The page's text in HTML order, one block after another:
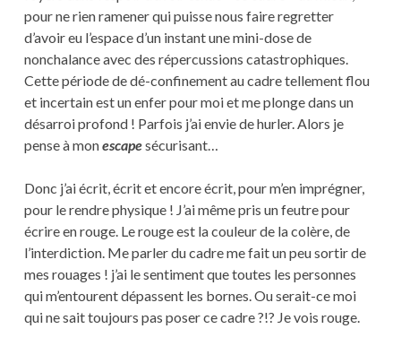
pour ne rien ramener qui puisse nous faire regretter
d’avoir eu l’espace d’un instant une mini-dose de
nonchalance avec des répercussions catastrophiques.
Cette période de dé-confinement au cadre tellement flou
et incertain est un enfer pour moi et me plonge dans un
désarroi profond ! Parfois j’ai envie de hurler. Alors je
pense à monescapesécurisant…
Donc j’ai écrit, écrit et encore écrit, pour m’en imprégner,
pour le rendre physique ! J’ai même pris un feutre pour
écrire en rouge. Le rouge est la couleur de la colère, de
l’interdiction. Me parler du cadre me fait un peu sortir de
mes rouages ! j’ai le sentiment que toutes les personnes
qui m’entourent dépassent les bornes. Ou serait-ce moi
qui ne sait toujours pas poser ce cadre ?!? Je vois rouge.